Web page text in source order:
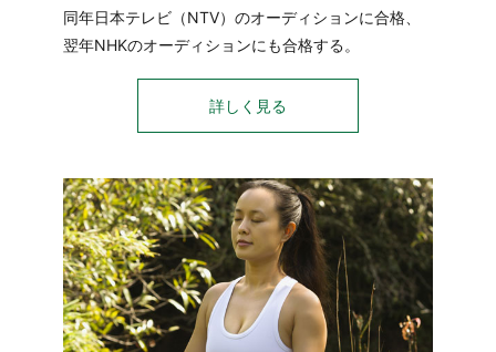
同年日本テレビ（NTV）のオーディションに合格、
翌年NHKのオーディションにも合格する。
詳しく見る